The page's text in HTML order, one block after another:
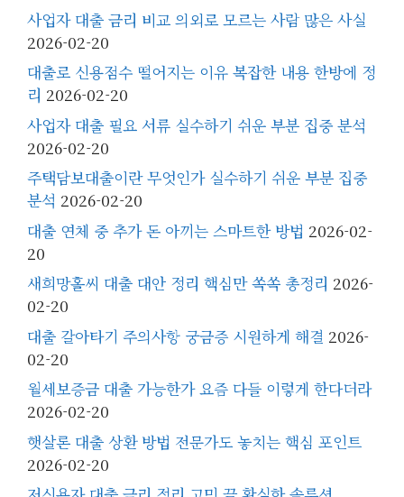
사업자 대출 금리 비교 의외로 모르는 사람 많은 사실
2026-02-20
대출로 신용점수 떨어지는 이유 복잡한 내용 한방에 정
리 2026-02-20
사업자 대출 필요 서류 실수하기 쉬운 부분 집중 분석
2026-02-20
주택담보대출이란 무엇인가 실수하기 쉬운 부분 집중
분석 2026-02-20
대출 연체 중 추가 돈 아끼는 스마트한 방법 2026-02-
20
새희망홀씨 대출 대안 정리 핵심만 쏙쏙 총정리 2026-
02-20
대출 갈아타기 주의사항 궁금증 시원하게 해결 2026-
02-20
월세보증금 대출 가능한가 요즘 다들 이렇게 한다더라
2026-02-20
햇살론 대출 상환 방법 전문가도 놓치는 핵심 포인트
2026-02-20